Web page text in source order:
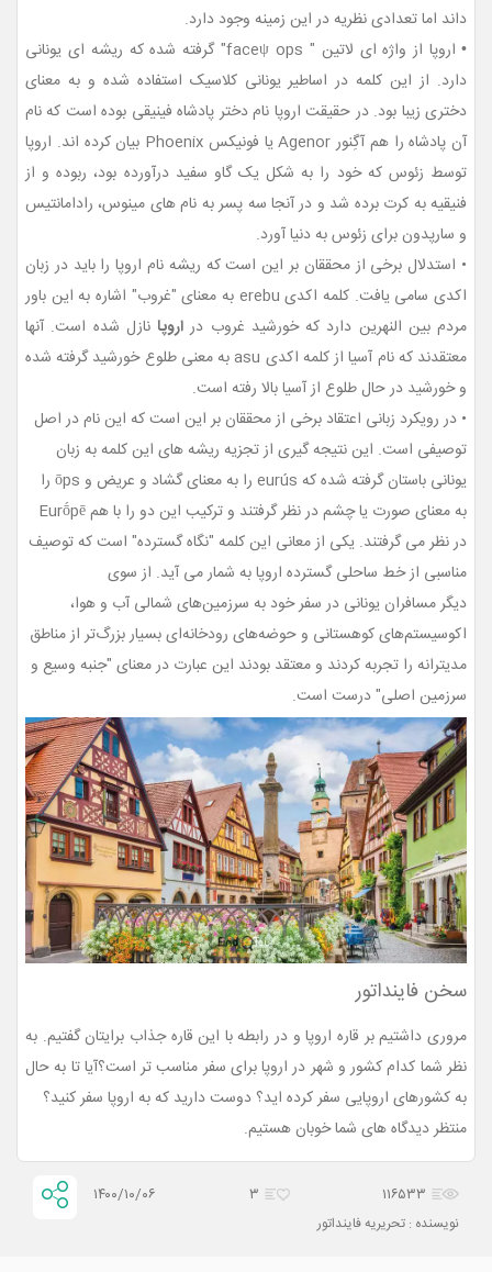
داند اما تعدادی نظریه در این زمینه وجود دارد.
• اروپا از واژه ای لاتین " faceψ ops"
گرفته شده که ریشه ای یونانی
دارد. از این کلمه در اساطیر یونانی کلاسیک استفاده شده و به معنای
دختری زیبا بود. در حقیقت اروپا نام دختر پادشاه فینیقی بوده است که نام
آن پادشاه را هم آگِنور Agenor یا فونیکس Phoenix بیان کرده اند.
اروپا
توسط زئوسکه خود را به شکل یک گاو سفید درآورده بود، ربوده و از
فنیقیه به کرت برده شد و در آنجا سه پسر به نام های مینوس، رادامانتیس
و سارپدون برای زئوس به دنیا آورد.
• استدلال برخی از محققان بر این است که ریشه نام اروپا را باید در زبان
اکدی سامی یافت.
کلمه اکدی erebu به معنای "غروب" اشاره به این باور
مردم بین النهرین دارد که خورشید غروب در اروپا نازل شده است. آنها
معتقدند کهنام آسیا ازکلمه اکدی asu به معنی
طلوع خورشید گرفته شده
وخورشید در حال طلوع از آسیا بالا رفته است.
• در رویکرد زبانی اعتقاد برخی از محققان بر این است که این نام در اصل
توصیفی است. این نتیجه گیری از تجزیه ریشه های این کلمه به زبان
یونانی باستان گرفته شده که eurús را به معنای گشاد و عریض و ōps را
به معنای صورت یا چشم در نظر گرفتند و ترکیب این دو را با هم Eurṓpē
در نظر می گرفتند. یکی از معانی اینکلمه "نگاه گسترده" است که توصیف
مناسبی از خط ساحلی گسترده اروپا به شمار می آید. از سوی
دیگر مسافران یونانی در سفر خود به سرزمین‌های شمالی آب و هوا،
اکوسیستم‌های کوهستانی و حوضه‌های رودخانه‌ای بسیار بزرگ‌تر از مناطق
مدیترانه را تجربه کردند و معتقد بودند این عبارت در معنای "جنبه وسیع و
سرزمین اصلی" درست است.
سخن فاینداتور
مروری داشتیم بر قاره اروپا و در رابطه با این قاره جذاب برایتان گفتیم. به
نظر شما کدام کشور و شهر در اروپا برای سفر مناسب تر است؟آیا تا به حال
به کشورهای اروپایی سفر کرده اید؟ دوست دارید که به اروپا سفر کنید؟
منتظر دیدگاه های شما خوبان هستیم.
۱۱۶۵۳۳ ۳ ۱۴۰۰/۱۰/۰۶
نویسنده : تحریریه فاینداتور